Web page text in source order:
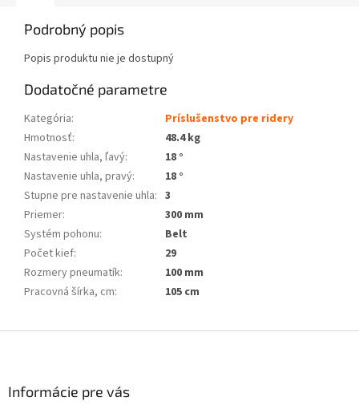
Podrobný popis
Popis produktu nie je dostupný
Dodatočné parametre
Kategória:
Príslušenstvo pre ridery
Hmotnosť:
48.4 kg
Nastavenie uhla, ľavý:
18 °
Nastavenie uhla, pravý:
18 °
Stupne pre nastavenie uhla: 3
Priemer:
300 mm
Systém pohonu:
Belt
Počet kief:
29
Rozmery pneumatík:
100 mm
Pracovná šírka, cm: 105 cm
Informácie pre vás